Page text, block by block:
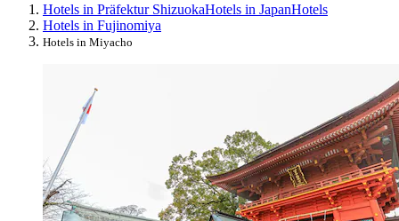
Hotels in Präfektur ShizuokaHotels in JapanHotels
Hotels in Fujinomiya
Hotels in Miyacho